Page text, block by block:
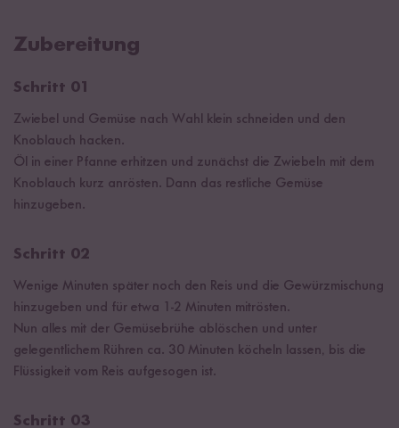
Zubereitung
Schritt 01
Zwiebel und Gemüse nach Wahl klein schneiden und den
Knoblauch hacken.
Öl in einer Pfanne erhitzen und zunächst die Zwiebeln mit dem
Knoblauch kurz anrösten. Dann das restliche Gemüse
hinzugeben.
Schritt 02
Wenige Minuten später noch den Reis und die Gewürzmischung
hinzugeben und für etwa 1-2 Minuten mitrösten.
Nun alles mit der Gemüsebrühe ablöschen und unter
gelegentlichem Rühren ca. 30 Minuten köcheln lassen, bis die
Flüssigkeit vom Reis aufgesogen ist.
Schritt 03